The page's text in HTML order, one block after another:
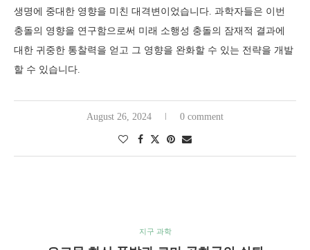
생명에 중대한 영향을 미친 대격변이었습니다. 과학자들은 이번
충돌의 영향을 연구함으로써 미래 소행성 충돌의 잠재적 결과에
대한 귀중한 통찰력을 얻고 그 영향을 완화할 수 있는 전략을 개발
할 수 있습니다.
August 26, 2024 0 comment
지구 과학